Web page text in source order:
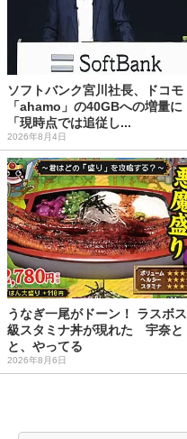
ソフトバンク宮川社長、ドコモ
「ahamo」の40GBへの増量に
「現時点では追従し...
2026年8月4日
うなぎ一尾がドーン！ ラスボス
級スタミナ丼が現れた 宇奈と
と、やってる
2026年8月6日